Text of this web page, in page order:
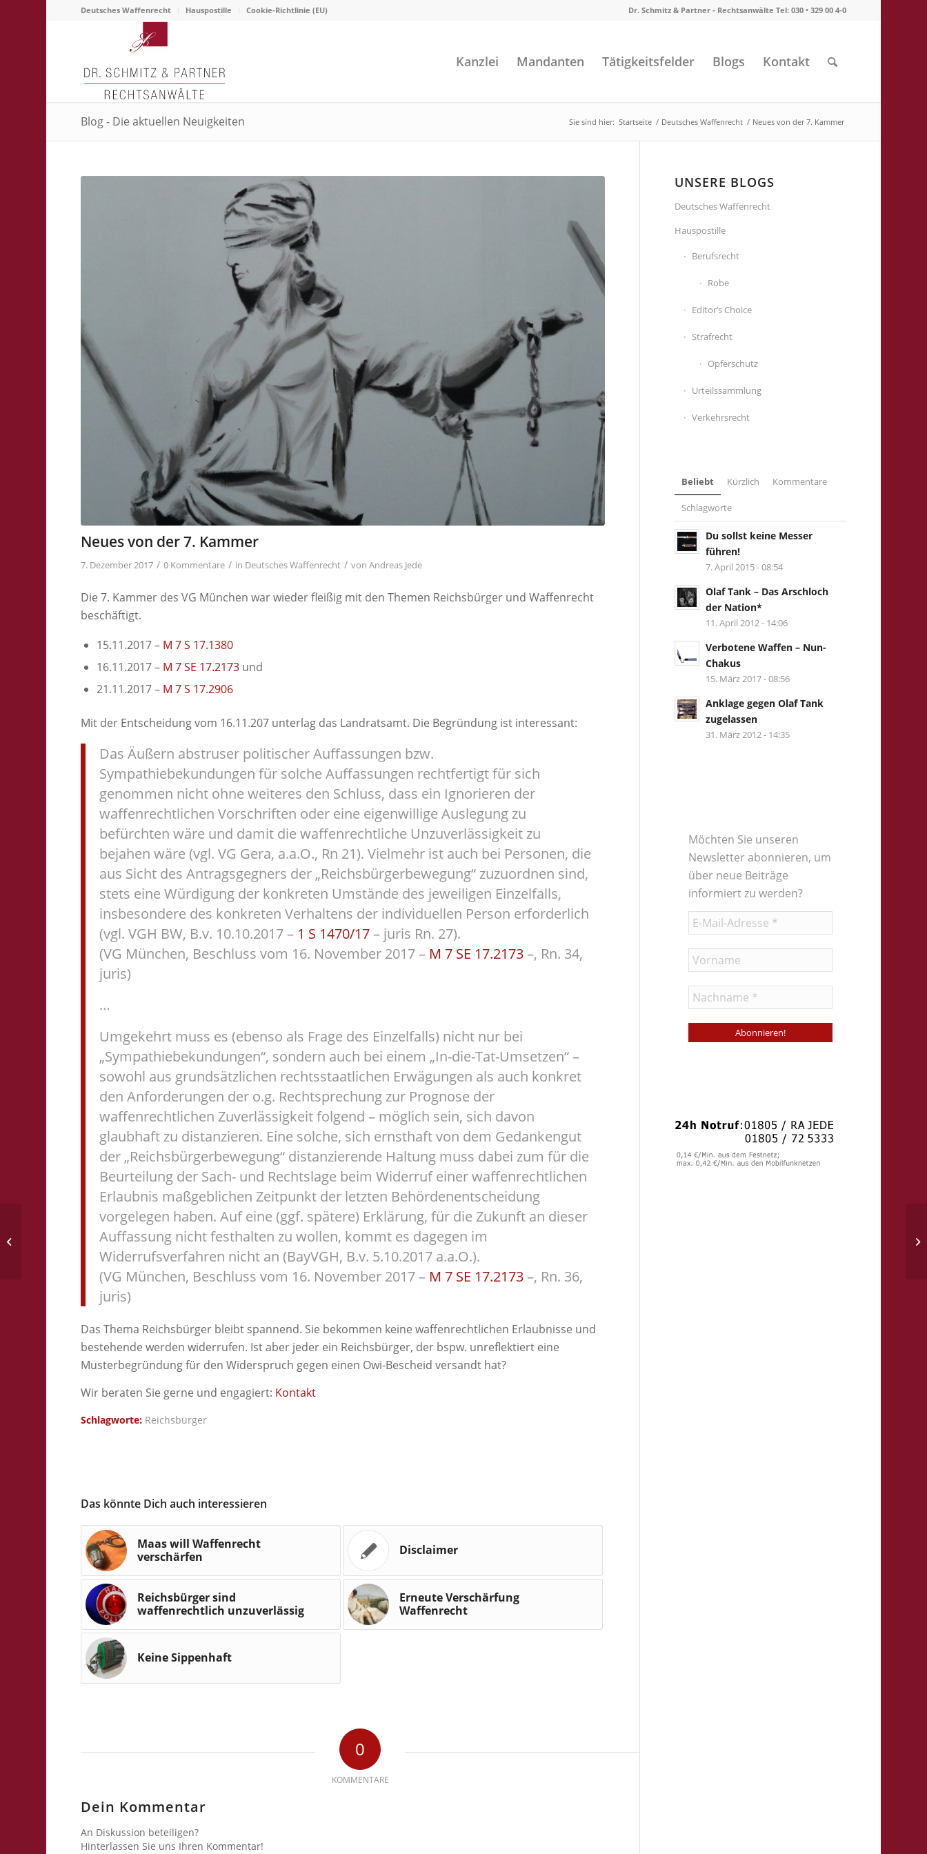
Deutsches Waffenrecht Hauspostille Cookie-Richtlinie (EU) Dr. Schmitz & Partner - Rechtsanwälte Tel: 030 • 329 00 4-0
Kanzlei Mandanten Tätigkeitsfelder Blogs Kontakt
Blog - Die aktuellen Neuigkeiten Sie sind hier: Startseite / Deutsches Waffenrecht / Neues von der 7. Kammer
Neues von der 7. Kammer
7. Dezember 2017 / 0 Kommentare / in Deutsches Waffenrecht / vonAndreas Jede
Die 7. Kammer des VG München war wieder fleißig mit den Themen Reichsbürger und Waffenrecht
beschäftigt.
15.11.2017 – M 7 S 17.1380
16.11.2017 – M 7 SE 17.2173 und
21.11.2017 – M 7 S 17.2906
Mit der Entscheidung vom 16.11.207 unterlag das Landratsamt. Die Begründung ist interessant:
Das Äußern abstruser politischer Auffassungen bzw.
Sympathiebekundungen für solche Auffassungen rechtfertigt für sich
genommen nicht ohne weiteres den Schluss, dass ein Ignorieren der
waffenrechtlichen Vorschriften oder eine eigenwillige Auslegung zu
befürchten wäre und damit die waffenrechtliche Unzuverlässigkeit zu
bejahen wäre (vgl. VG Gera, a.a.O., Rn 21). Vielmehr ist auch bei Personen, die
aus Sicht des Antragsgegners der „Reichsbürgerbewegung“ zuzuordnen sind,
stets eine Würdigung der konkreten Umstände des jeweiligen Einzelfalls,
insbesondere des konkreten Verhaltens der individuellen Person erforderlich
(vgl. VGH BW, B.v. 10.10.2017 – 1 S 1470/17 – juris Rn. 27).
(VG München, Beschluss vom 16. November 2017 – M 7 SE 17.2173 –, Rn. 34,
juris)
…
Umgekehrt muss es (ebenso als Frage des Einzelfalls) nicht nur bei
„Sympathiebekundungen“, sondern auch bei einem „In-die-Tat-Umsetzen“ –
sowohl aus grundsätzlichen rechtsstaatlichen Erwägungen als auch konkret
den Anforderungen der o.g. Rechtsprechung zur Prognose der
waffenrechtlichen Zuverlässigkeit folgend – möglich sein, sich davon
glaubhaft zu distanzieren. Eine solche, sich ernsthaft von dem Gedankengut
der „Reichsbürgerbewegung“ distanzierende Haltung muss dabei zum für die
Beurteilung der Sach- und Rechtslage beim Widerruf einer waffenrechtlichen
Erlaubnis maßgeblichen Zeitpunkt der letzten Behördenentscheidung
vorgelegen haben. Auf eine (ggf. spätere) Erklärung, für die Zukunft an dieser
Auffassung nicht festhalten zu wollen, kommt es dagegen im
Widerrufsverfahren nicht an (BayVGH, B.v. 5.10.2017 a.a.O.).
(VG München, Beschluss vom 16. November 2017 – M 7 SE 17.2173 –, Rn. 36,
juris)
Das Thema Reichsbürger bleibt spannend. Sie bekommen keine waffenrechtlichen Erlaubnisse und
bestehende werden widerrufen. Ist aber jeder ein Reichsbürger, der bspw. unreflektiert eine
Musterbegründung für den Widerspruch gegen einen Owi-Bescheid versandt hat?
Wir beraten Sie gerne und engagiert: Kontakt
Schlagworte: Reichsbürger
Das könnte Dich auch interessieren
Maas will Waffenrecht
verschärfen
Disclaimer
Reichsbürger sind
waffenrechtlich unzuverlässig
Erneute Verschärfung
Waffenrecht
Keine Sippenhaft
0
KOMMENTARE
Dein Kommentar
An Diskussion beteiligen?
Hinterlassen Sie uns Ihren Kommentar!
UNSERE BLOGS
Deutsches Waffenrecht
Hauspostille
Berufsrecht
Robe
Editor’s Choice
Strafrecht
Opferschutz
Urteilssammlung
Verkehrsrecht
Beliebt Kürzlich Kommentare
Schlagworte
Du sollst keine Messer
führen!
7. April 2015 - 08:54
Olaf Tank – Das Arschloch
der Nation*
11. April 2012 - 14:06
Verbotene Waffen – Nun-
Chakus
15. März 2017 - 08:56
Anklage gegen Olaf Tank
zugelassen
31. März 2012 - 14:35
Möchten Sie unseren
Newsletter abonnieren, um
über neue Beiträge
informiert zu werden?